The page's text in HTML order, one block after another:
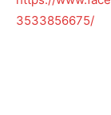
3533856675/